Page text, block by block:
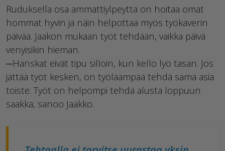
Ruduksella osa ammattiylpeyttä on hoitaa omat
hommat hyvin ja näin helpottaa myös työkaverin
päivää. Jaakon mukaan työt tehdään, vaikka päivä
venyisikin hieman.
─Hanskat eivät tipu silloin, kun kello lyö tasan. Jos
jättää työt kesken, on työläämpää tehdä sama asia
toiste. Työt on helpompi tehdä alusta loppuun
saakka, sanoo Jaakko.